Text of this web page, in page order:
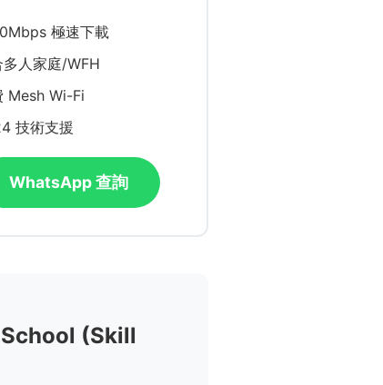
極速下載
多人家庭/WFH
Mesh Wi-Fi
技術支援
WhatsApp 查詢
(Skill